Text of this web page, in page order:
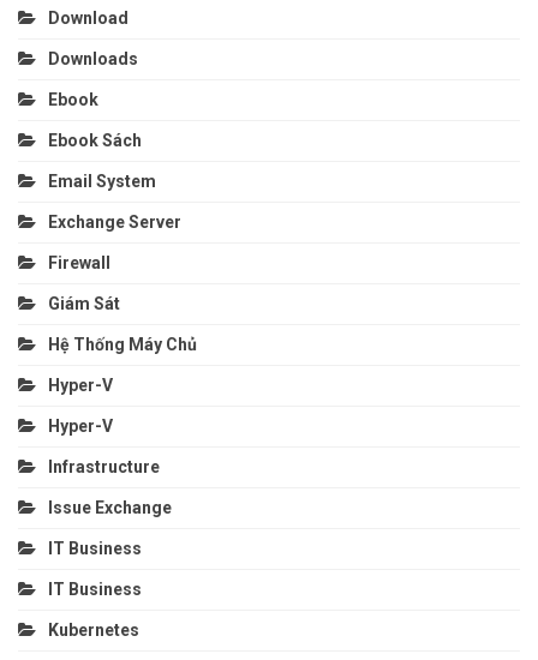
Download
Downloads
Ebook
Ebook Sách
Email System
Exchange Server
Firewall
Giám Sát
Hệ Thống Máy Chủ
Hyper-V
Hyper-V
Infrastructure
Issue Exchange
IT Business
IT Business
Kubernetes